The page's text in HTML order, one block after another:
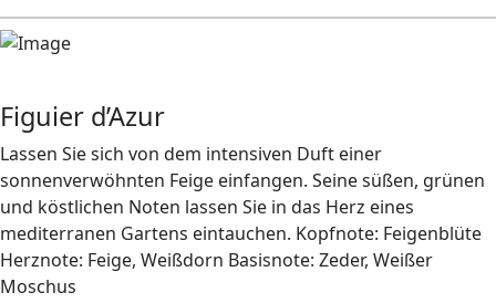
Figuier d’Azur
Lassen Sie sich von dem intensiven Duft einer
sonnenverwöhnten Feige einfangen. Seine süßen, grünen
und köstlichen Noten lassen Sie in das Herz eines
mediterranen Gartens eintauchen. Kopfnote: Feigenblüte
Herznote: Feige, Weißdorn Basisnote: Zeder, Weißer
Moschus